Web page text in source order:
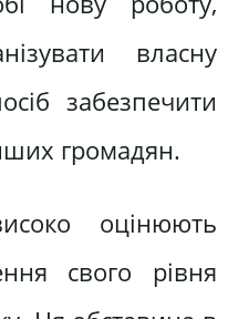
власну
забезпечити
громадян.
оцінюють
свого рівня